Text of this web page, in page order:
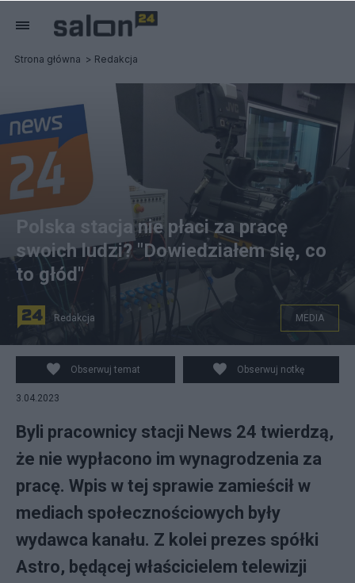
Strona główna Redakcja
Zarząd stacji News 24 nie płaci swoim pracownikom?
(fot. Pixabay, Facebook)
Polska stacja nie płaci za pracę
swoich ludzi? "Dowiedziałem się, co
to głód"
Redakcja MEDIA
Obserwuj temat Obserwuj notkę
3.04.2023
Byli pracownicy stacji News 24 twierdzą,
że nie wypłacono im wynagrodzenia za
pracę. Wpis w tej sprawie zamieścił w
mediach społecznościowych były
wydawca kanału. Z kolei prezes spółki
Astro, będącej właścicielem telewizji